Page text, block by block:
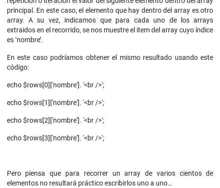
principal. En este caso, el elemento que hay dentro del array es otro
array. A su vez, indicamos que para cada uno de los arrays
extraidos en el recorrido, se nos muestre el item del array cuyo índice
es ‘nombre’.
En este caso podríamos obtener el mismo resultado usando este
código:
echo $rows[0]['nombre']. '<br />';
echo $rows[1]['nombre']. '<br />';
echo $rows[2]['nombre']. '<br />';
echo $rows[3]['nombre']. '<br />';
Pero piensa que para recorrer un array de varios cientos de
elementos no resultará práctico escribirlos uno a uno…